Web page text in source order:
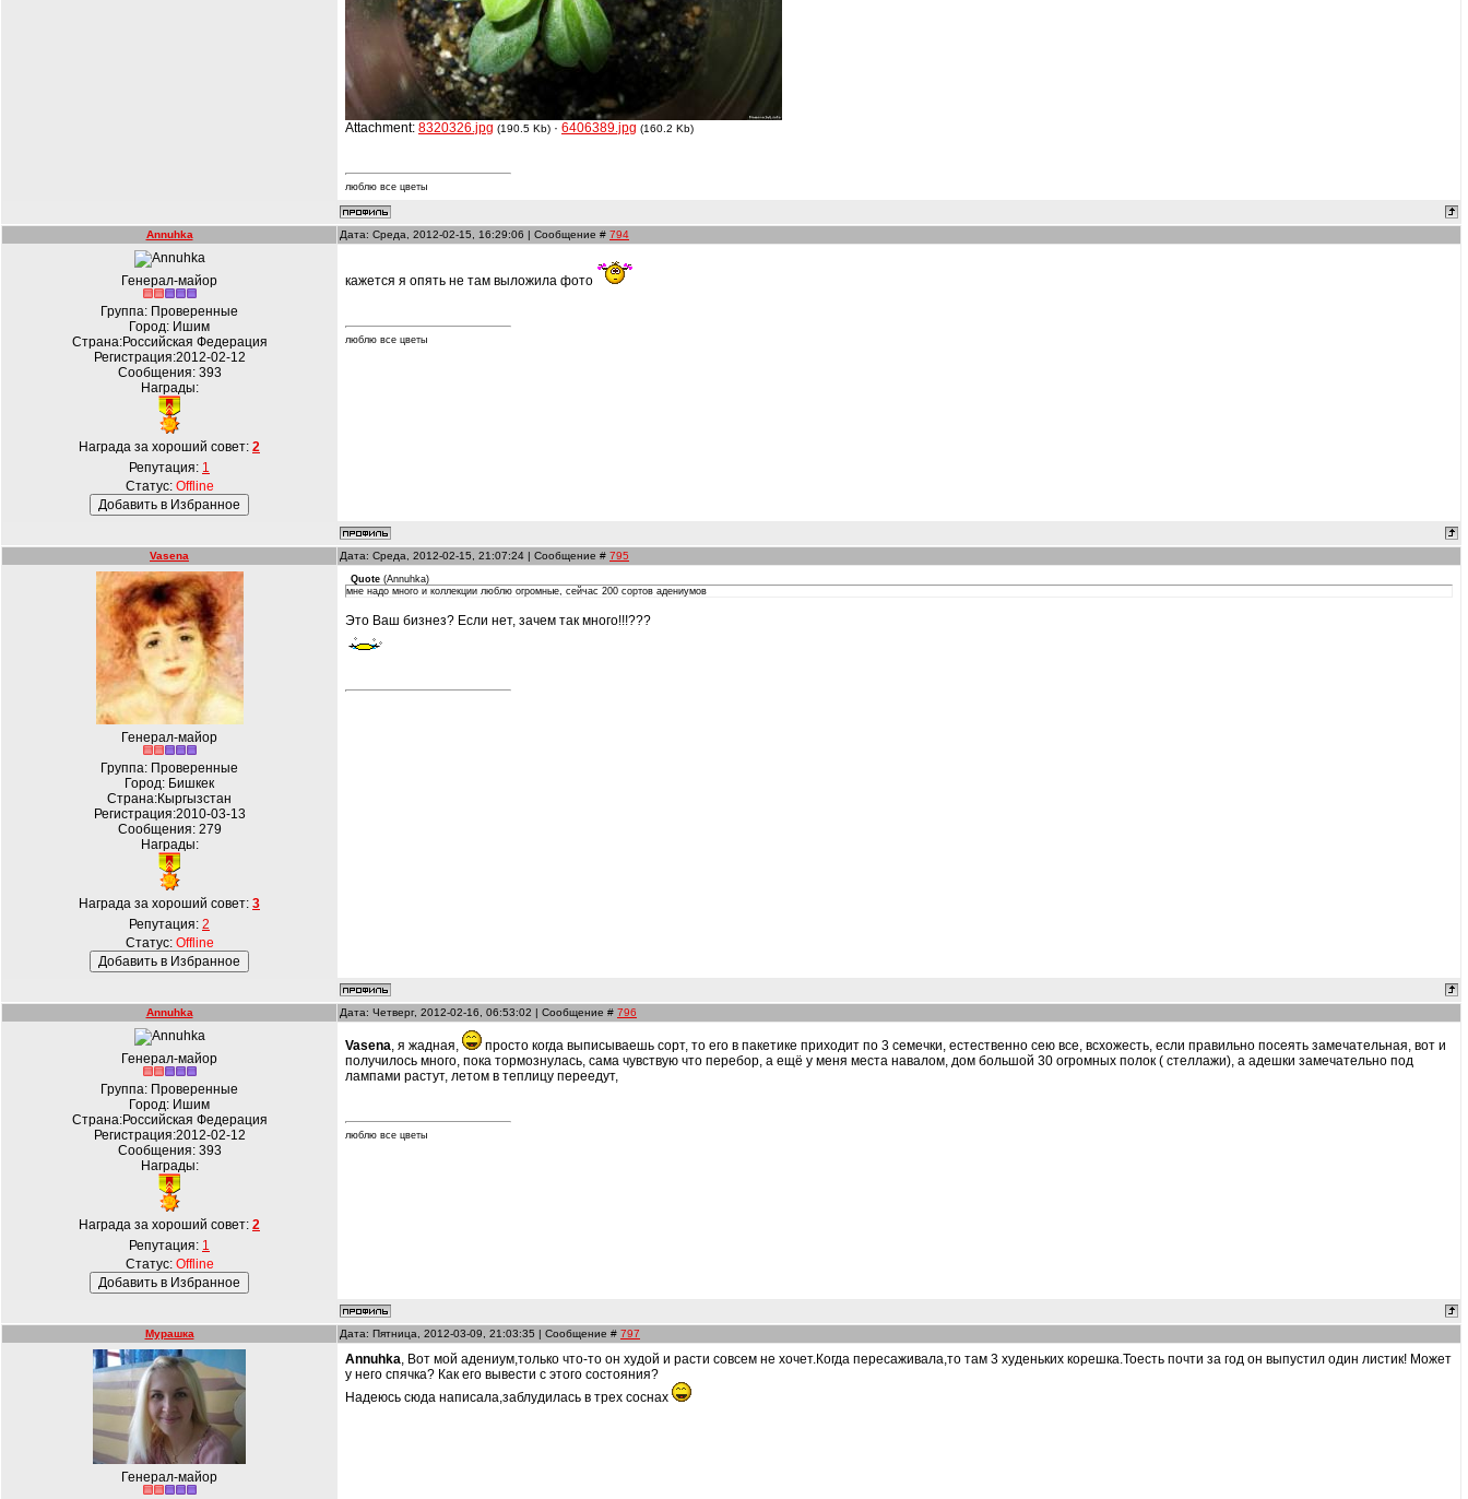
Attachment: 8320326.jpg (190.5 Kb) · 6406389.jpg (160.2 Kb)
люблю все цветы
Annuhka Дата: Среда, 2012-02-15, 16:29:06 | Сообщение # 794
Генерал-майор
Группа: Проверенные
Город: Ишим
Страна:Российская Федерация
Регистрация:2012-02-12
Сообщения: 393
Награды:
Награда за хороший совет: 2
Репутация: 1
Статус: Offline
кажется я опять не там выложила фото
люблю все цветы
Vasena Дата: Среда, 2012-02-15, 21:07:24 | Сообщение # 795
Генерал-майор
Группа: Проверенные
Город: Бишкек
Страна:Кыргызстан
Регистрация:2010-03-13
Сообщения: 279
Награды:
Награда за хороший совет: 3
Репутация: 2
Статус: Offline
Quote (Annuhka)
мне надо много и коллекции люблю огромные, сейчас 200 сортов адениумов
Это Ваш бизнез? Если нет, зачем так много!!!???
Annuhka Дата: Четверг, 2012-02-16, 06:53:02 | Сообщение # 796
Генерал-майор
Группа: Проверенные
Город: Ишим
Страна:Российская Федерация
Регистрация:2012-02-12
Сообщения: 393
Награды:
Награда за хороший совет: 2
Репутация: 1
Статус: Offline
Vasena, я жадная,
просто когда выписываешь сорт, то его в пакетике приходит по 3 семечки, естественно сею все, всхожесть, если правильно посеять замечательная, вот и
получилось много, пока тормознулась, сама чувствую что перебор, а ещё у меня места навалом, дом большой 30 огромных полок ( стеллажи), а адешки замечательно под
лампами растут, летом в теплицу переедут,
люблю все цветы
Мурашка Дата: Пятница, 2012-03-09, 21:03:35 | Сообщение # 797
Генерал-майор
Annuhka, Вот мой адениум,только что-то он худой и расти совсем не хочет.Когда пересаживала,то там 3 худеньких корешка.Тоесть почти за год он выпустил один листик! Может
у него спячка? Как его вывести с этого состояния?
Надеюсь сюда написала,заблудилась в трех соснах